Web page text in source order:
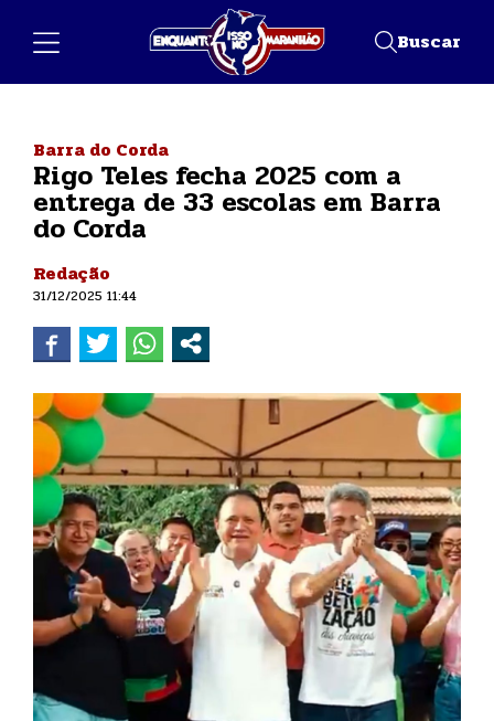
Buscar
Barra do Corda
Rigo Teles fecha 2025 com a
entrega de 33 escolas em Barra
do Corda
Redação
31/12/2025 11:44